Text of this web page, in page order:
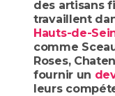
des artisans
travaillent
Hauts-de-
comme
Roses,
fournir un
leurs